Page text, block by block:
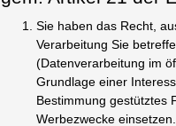
Sie haben das Recht,
Verarbeitung Sie
(Datenverarbeitung im
Grundlage einer
Bestimmung gestütztes
Werbezwecke einsetzen.